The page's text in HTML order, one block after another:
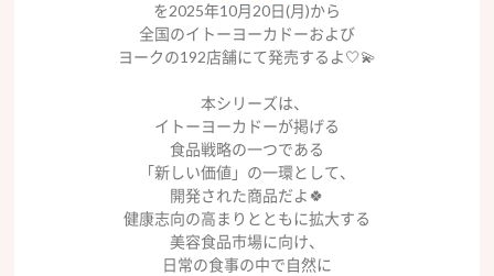
を2025年10月20日(月)から
全国のイトーヨーカドーおよび
ヨークの192店舗にて発売するよ🤍💫
本シリーズは、
イトーヨーカドーが掲げる
食品戦略の一つである
「新しい価値」の一環として、
開発された商品だよ🍀
健康志向の高まりとともに拡大する
美容食品市場に向け、
日常の食事の中で自然に